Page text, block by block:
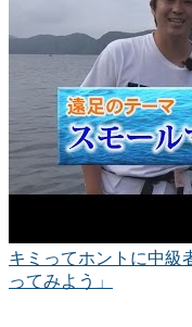
キミってホントに中級
ってみよう」